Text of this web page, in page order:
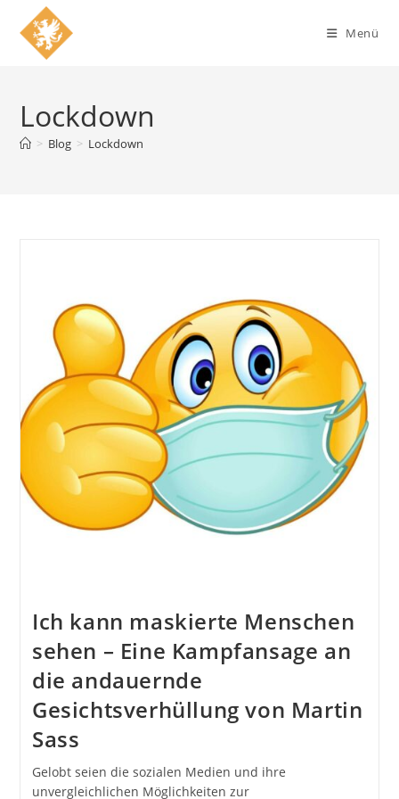
Inhalt
springen
Menü
Lockdown
> Blog > Lockdown
Ich kann maskierte Menschen
sehen – Eine Kampfansage an
die andauernde
Gesichtsverhüllung von Martin
Sass
Gelobt seien die sozialen Medien und ihre
unvergleichlichen Möglichkeiten zur